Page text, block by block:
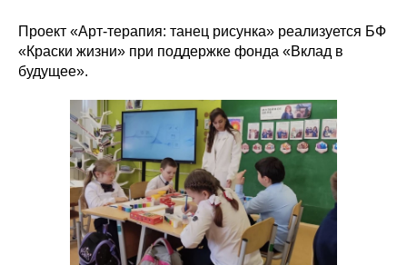
Проект «Арт-терапия: танец рисунка» реализуется БФ
«Краски жизни» при поддержке фонда «Вклад в
будущее».